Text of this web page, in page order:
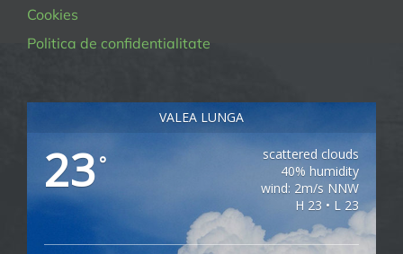
Cookies
Politica de confidentialitate
VALEA LUNGA
23°
scattered clouds
40% humidity
wind: 2m/s NNW
H 23 • L 23